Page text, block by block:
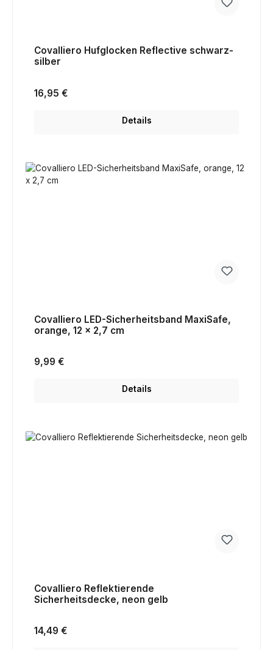
Covalliero Hufglocken Reflective schwarz-
silber
Regulärer Preis:
16,95 €
Details
Covalliero LED-Sicherheitsband MaxiSafe,
orange, 12 x 2,7 cm
Regulärer Preis:
9,99 €
Details
Covalliero Reflektierende
Sicherheitsdecke, neon gelb
Regulärer Preis:
14,49 €